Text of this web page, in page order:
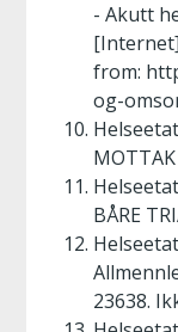
- Akutt
from:
og-
MOTTAK
BÅRE
23638.